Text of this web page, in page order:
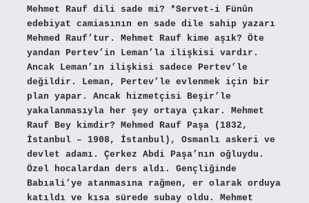
Mehmet Rauf dili sade mi? *Servet-i Fünûn
edebiyat camiasının en sade dile sahip yazarı
Mehmed Rauf’tur. Mehmet Rauf kime aşık? Öte
yandan Pertev’in Leman’la ilişkisi vardır.
Ancak Leman’ın ilişkisi sadece Pertev’le
değildir. Leman, Pertev’le evlenmek için bir
plan yapar. Ancak hizmetçisi Beşir’le
yakalanmasıyla her şey ortaya çıkar. Mehmet
Rauf Bey kimdir? Mehmed Rauf Paşa (1832,
İstanbul – 1908, İstanbul), Osmanlı askeri ve
devlet adamı. Çerkez Abdi Paşa’nın oğluydu.
Özel hocalardan ders aldı. Gençliğinde
Babıali’ye atanmasına rağmen, er olarak orduya
katıldı ve kısa sürede subay oldu. Mehmet